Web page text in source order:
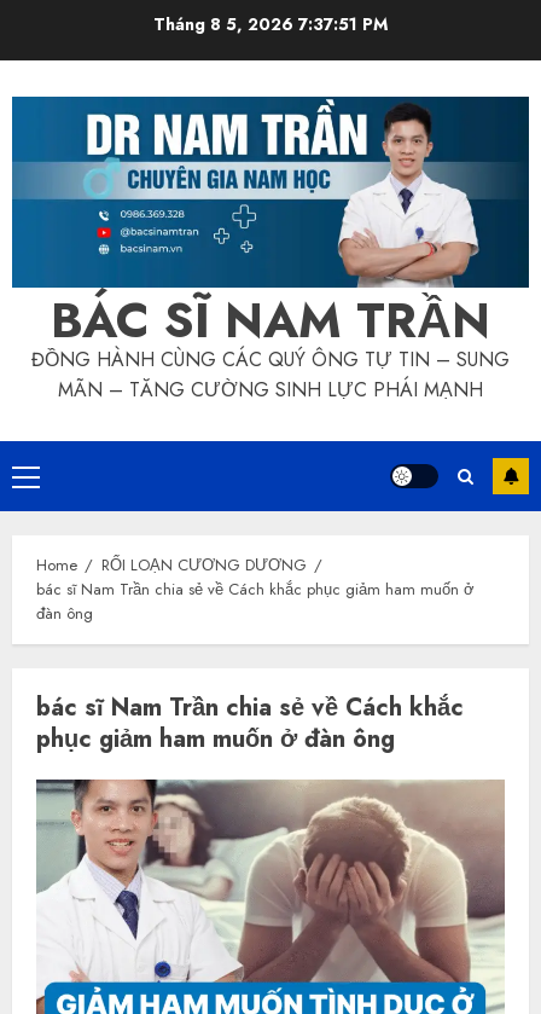
Tháng 8 5, 2026 7:37:51 PM
BÁC SĨ NAM TRẦN
ĐỒNG HÀNH CÙNG CÁC QUÝ ÔNG TỰ TIN – SUNG
MÃN – TĂNG CƯỜNG SINH LỰC PHÁI MẠNH
Primary
Menu
Home
RỐI LOẠN CƯƠNG DƯƠNG
bác sĩ Nam Trần chia sẻ về Cách khắc phục giảm ham muốn ở
đàn ông
bác sĩ Nam Trần chia sẻ về Cách khắc
phục giảm ham muốn ở đàn ông